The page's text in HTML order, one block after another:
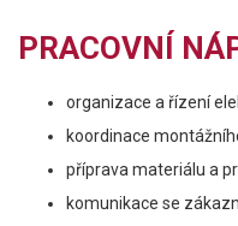
PRACOVNÍ
organizace a řízení
koordinace
příprava materiálu a
komunikace se